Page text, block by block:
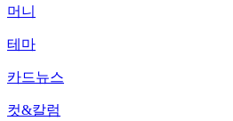
머니
테마
카드뉴스
컷&칼럼